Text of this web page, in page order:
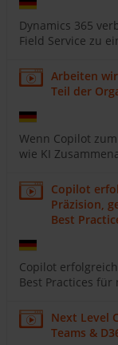
Dynamics 365
Field Service zu
Arbeiten
Teil der
Wenn Copilot
wie KI
Copilot
Präzision,
Best
Copilot
Best Practices
Next Level
Teams &